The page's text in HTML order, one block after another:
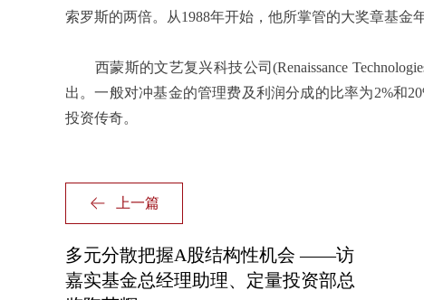
索罗斯的两倍。从1988年开始，他所掌管的大奖章基金
西蒙斯的文艺复兴科技公司(Renaissance
出。一般对冲基金的管理费及利润分成的比率为2%和
投资传奇。
上一篇
多元分散把握A股结构性机会 ——访
嘉实基金总经理助理、定量投资部总